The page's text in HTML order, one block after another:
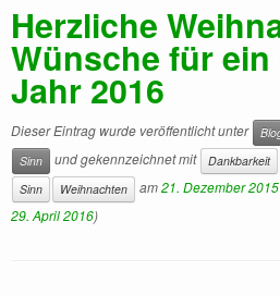
Herzliche
Wünsche für
Jahr 2016
Dieser Eintrag wurde veröffentlicht unter
Sinn
und gekennzeichnet mit Dankbarkeit
Sinn
Weihnachten am21. Dezember 2015
29. April 2016)